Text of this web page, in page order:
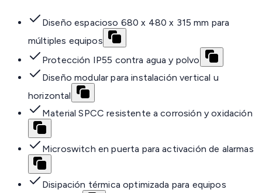
Diseño espacioso 680 x 480 x 315 mm para
múltiples equipos
Protección IP55 contra agua y polvo
Diseño modular para instalación vertical u
horizontal
Material SPCC resistente a corrosión y oxidación
Microswitch en puerta para activación de alarmas
Disipación térmica optimizada para equipos